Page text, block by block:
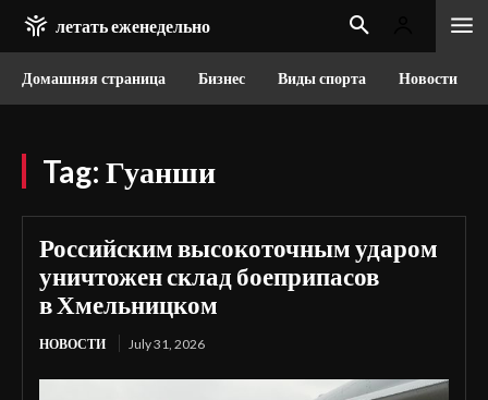
летать еженедельно
Домашняя страница Бизнес Виды спорта Новости
Tag: Гуанши
Российским высокоточным ударом
уничтожен склад боеприпасов
в Хмельницком
НОВОСТИ July 31, 2026